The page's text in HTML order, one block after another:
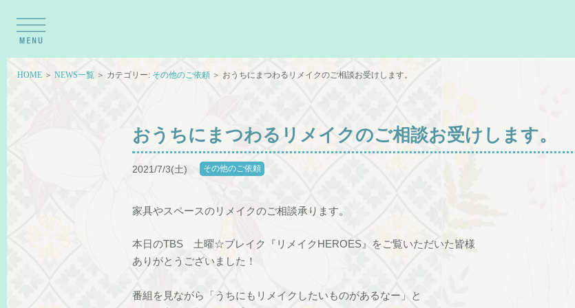
HOME ＞ NEWS一覧 ＞ カテゴリー: その他のご依頼 ＞ おうちにまつわるリメイクのご相談お受けします。
おうちにまつわるリメイクのご相談お受けします。
2021/7/3(土) その他のご依頼
家具やスペースのリメイクのご相談承ります。
本日のTBS 土曜☆ブレイク『リメイクHEROES』をご覧いただいた皆様
ありがとうございました！
番組を見ながら「うちにもリメイクしたいものがあるなー」と